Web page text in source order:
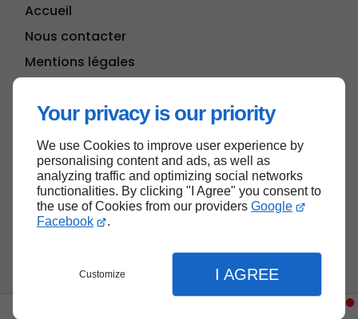
Your privacy is our priority
We use Cookies to improve user experience by
personalising content and ads, as well as
analyzing traffic and optimizing social networks
functionalities. By clicking "I Agree" you consent to
the use of Cookies from our providers Google
Facebook
.
Customize I AGREE
Accueil
Nous contacter
Mentions légales
Haut de page